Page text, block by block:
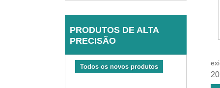
PRODUTOS DE ALTA
PRECISÃO
Todos os novos produtos